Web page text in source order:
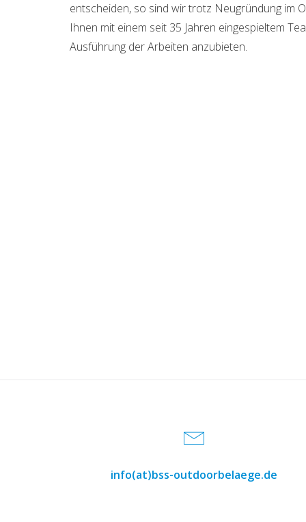
entscheiden, so sind wir trotz Neugründung im
Ihnen mit einem seit 35 Jahren eingespieltem
Ausführung der Arbeiten anzubieten.
info(at)bss-outdoorbelaege.de